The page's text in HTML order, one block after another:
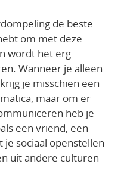
de beste
om met deze
wordt het erg
Wanneer je alleen
je misschien een
maar om er
heb je
een vriend, een
sociaal openstellen
uit andere culturen